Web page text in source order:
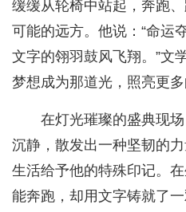
缓缓从轮椅中站起，奔跑
可能的远方。他说：“命运
文字的翎羽鼓风飞翔。”文
梦想成为那道光，照亮更多
在灯光璀璨的盛典现
沉静，散发出一种坚韧的
生活给予他的特殊印记。
能奔跑，却用文字铸就了